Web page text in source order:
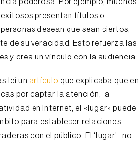
poderosa. Por ejemplo, muchos
presentan títulos o
desean que sean ciertos,
de su veracidad. Esto refuerza las
y crea un vínculo con la audiencia.
leí un artículo que explicaba que
por captar la atención, la
en Internet, el «lugar» puede
para establecer relaciones
con el público. El ‘lugar’ -no